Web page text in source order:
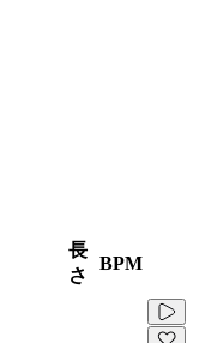
長
さ
BPM